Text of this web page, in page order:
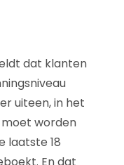
dat klanten
uiteen, in het
worden
laatste 18
En dat